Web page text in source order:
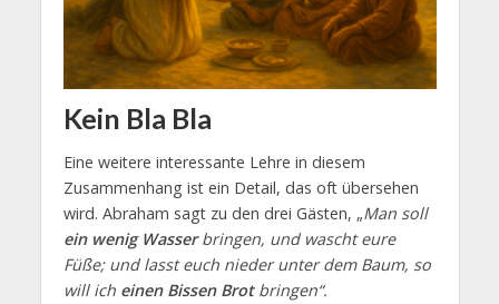
Kein Bla Bla
Eine weitere interessante Lehre in diesem
Zusammenhang ist ein Detail, das oft übersehen
wird. Abraham sagt zu den drei Gästen, „Man soll
ein wenig Wasserbringen, und wascht eure
Füße; und lasst euch nieder unter dem Baum, so
will ich einen Bissen Brotbringen“.